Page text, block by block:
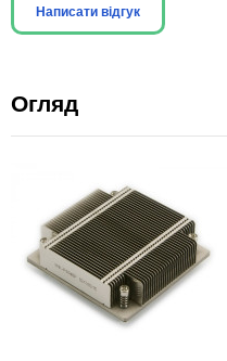
Написати відгук
Огляд